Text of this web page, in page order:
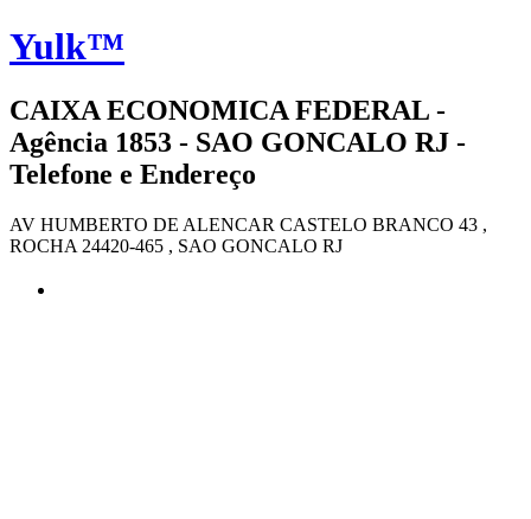
Yulk™
CAIXA ECONOMICA FEDERAL -
Agência 1853 - SAO GONCALO RJ -
Telefone e Endereço
AV HUMBERTO DE ALENCAR CASTELO BRANCO 43 ,
ROCHA 24420-465 , SAO GONCALO RJ